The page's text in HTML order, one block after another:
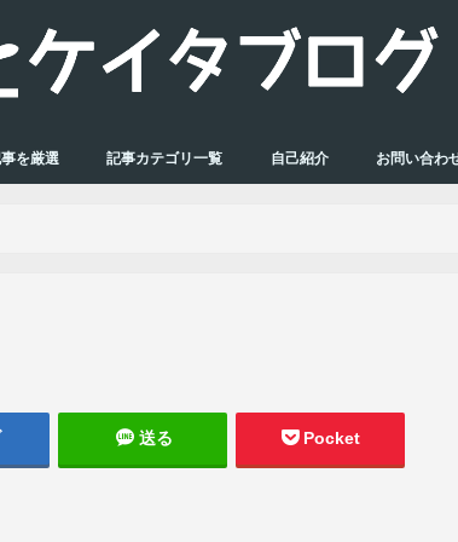
を厳選 記事カテゴリ一覧 自己紹介 お問い合わ
送る Pocket